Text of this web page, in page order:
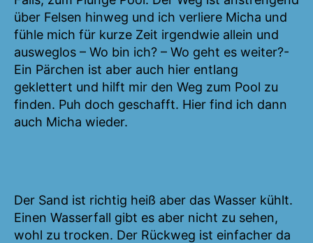
über Felsen hinweg und ich verliere Micha und
fühle mich für kurze Zeit irgendwie allein und
ausweglos – Wo bin ich? – Wo geht es weiter?-
Ein Pärchen ist aber auch hier entlang
geklettert und hilft mir den Weg zum Pool zu
finden. Puh doch geschafft. Hier find ich dann
auch Micha wieder.
Der Sand ist richtig heiß aber das Wasser kühlt.
Einen Wasserfall gibt es aber nicht zu sehen,
wohl zu trocken. Der Rückweg ist einfacher da